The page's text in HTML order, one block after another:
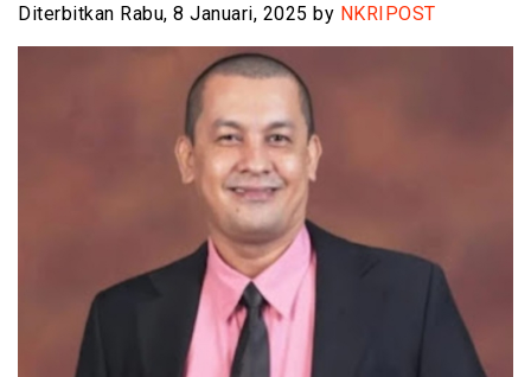
Diterbitkan Rabu, 8 Januari, 2025 by NKRIPOST